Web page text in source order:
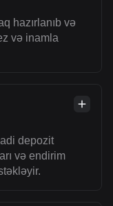
hazırlanıb və
və inamla
depozit
və endirim